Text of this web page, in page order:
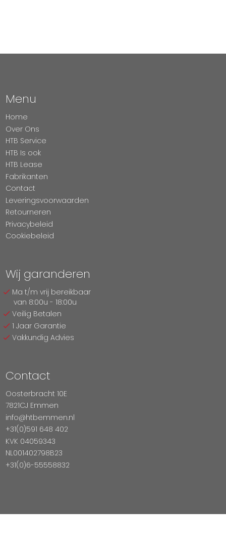
Menu
Home
Over Ons
HTB Service
HTB Is ook
HTB Lease
Fabrikanten
Contact
Leveringsvoorwaarden
Retourneren
Privacybeleid
Cookiebeleid
Wij garanderen
Ma t/m vrij bereikbaar
van 8:00u - 18:00u
Veilig Betalen
1 Jaar Garantie
Vakkundig Advies
Contact
Oosterbracht 10E
7821CJ Emmen
info@htbemmen.nl
+31(0)591 648 402
KVK 04059343
NL001402798B23
+31(0)6-55558832